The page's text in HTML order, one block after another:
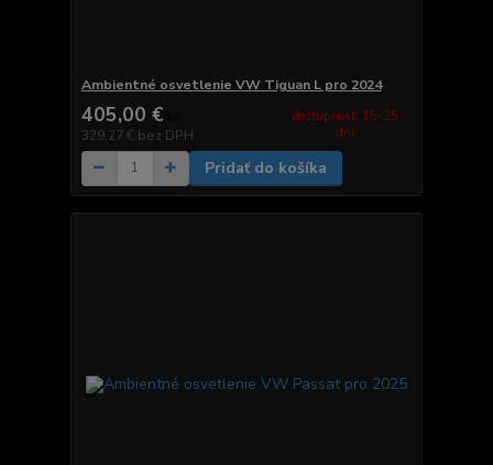
Ambientné osvetlenie VW Tiguan L pro 2024
405,00 €
329,27 € bez DPH
dostupnosť: 15-25
dní
Pridať do košíka